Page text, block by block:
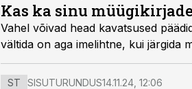
Kas ka sinu
Vahel võivad head kavatsused
vältida on aga imelihtne, kui järgida
ST SISUTURUNDUS14.11.24, 12:06